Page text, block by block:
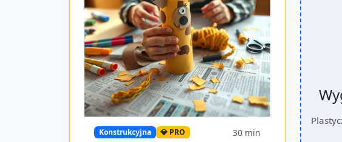
Konstrukcyjna 💎 PRO 30 min